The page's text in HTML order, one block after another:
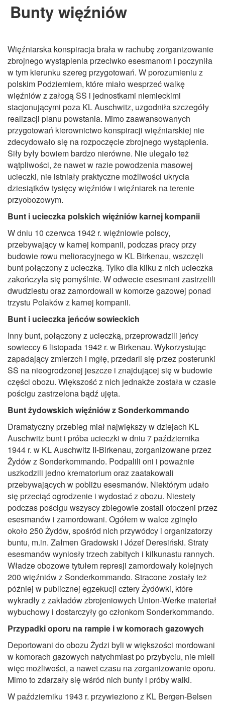
Bunty więźniów
Więźniarska konspiracja brała w rachubę zorganizowanie
zbrojnego wystąpienia przeciwko esesmanom i poczyniła
w tym kierunku szereg przygotowań. W porozumieniu z
polskim Podziemiem, które miało wesprzeć walkę
więźniów z załogą SS i jednostkami niemieckimi
stacjonującymi poza KL Auschwitz, uzgodniła szczegóły
realizacji planu powstania. Mimo zaawansowanych
przygotowań kierownictwo konspiracji więźniarskiej nie
zdecydowało się na rozpoczęcie zbrojnego wystąpienia.
Siły były bowiem bardzo nierówne. Nie ulegało też
wątpliwości, że nawet w razie powodzenia masowej
ucieczki, nie istniały praktyczne możliwości ukrycia
dziesiątków tysięcy więźniów i więźniarek na terenie
przyobozowym.
Bunt i ucieczka polskich więźniów karnej kompanii
W dniu 10 czerwca 1942 r. więźniowie polscy,
przebywający w karnej kompanii, podczas pracy przy
budowie rowu melioracyjnego w KL Birkenau, wszczęli
bunt połączony z ucieczką. Tylko dla kilku z nich ucieczka
zakończyła się pomyślnie. W odwecie esesmani zastrzelili
dwudziestu oraz zamordowali w komorze gazowej ponad
trzystu Polaków z karnej kompanii.
Bunt i ucieczka jeńców sowieckich
Inny bunt, połączony z ucieczką, przeprowadzili jeńcy
sowieccy 6 listopada 1942 r. w Birkenau. Wykorzystując
zapadający zmierzch i mgłę, przedarli się przez posterunki
SS na nieogrodzonej jeszcze i znajdującej się w budowie
części obozu. Większość z nich jednakże została w czasie
pościgu zastrzelona bądź ujęta.
Bunt żydowskich więźniów z Sonderkommando
Dramatyczny przebieg miał największy w dziejach KL
Auschwitz bunt i próba ucieczki w dniu 7 października
1944 r. w KL Auschwitz II-Birkenau, zorganizowane przez
Żydów z Sonderkommando. Podpalili oni i poważnie
uszkodzili jedno krematorium oraz zaatakowali
przebywających w pobliżu esesmanów. Niektórym udało
się przeciąć ogrodzenie i wydostać z obozu. Niestety
podczas pościgu wszyscy zbiegowie zostali otoczeni przez
esesmanów i zamordowani. Ogółem w walce zginęło
około 250 Żydów, spośród nich przywódcy i organizatorzy
buntu, m.in. Załmen Gradowski i Józef Deresiński. Straty
esesmanów wyniosły trzech zabitych i kilkunastu rannych.
Władze obozowe tytułem represji zamordowały kolejnych
200 więźniów z Sonderkommando. Stracone zostały też
później w publicznej egzekucji cztery Żydówki, które
wykradły z zakładów zbrojeniowych Union-Werke materiał
wybuchowy i dostarczyły go członkom Sonderkommando.
Przypadki oporu na rampie i w komorach gazowych
Deportowani do obozu Żydzi byli w większości mordowani
w komorach gazowych natychmiast po przybyciu, nie mieli
więc możliwości, a nawet czasu na zorganizowanie oporu.
Mimo to zdarzały się wśród nich bunty i próby walki.
W październiku 1943 r. przywieziono z KL Bergen-Belsen